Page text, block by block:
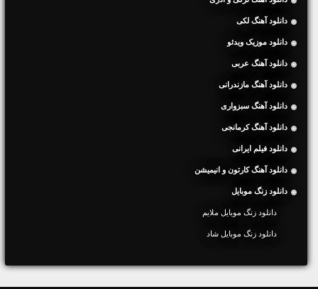
دانلود آهنگ لکی
دانلود موزیک ویدئو
دانلود آهنگ عربی
دانلود آهنگ مازندرانی
دانلود آهنگ سبزواری
دانلود آهنگ کرمانجی
دانلود فیلم ایرانی
دانلود آهنگ کارتون و انیمیشن
دانلود زنگ موبایل
دانلود زنگ موبایل ملایم
دانلود زنگ موبایل شاد